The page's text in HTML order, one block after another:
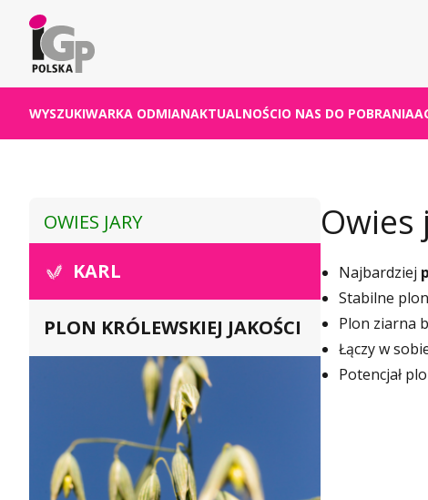
WYSZUKIWARKA ODMIANAKTUALNOŚCIO NAS DO POBRANIA
Owies
Najbardziej
Stabilne
Plon ziarna
Łączy w
Potencjał
OWIES JARY
KARL
PLON KRÓLEWSKIEJ JAKOŚCI